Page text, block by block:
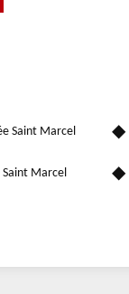
Saint Marcel
Marcel